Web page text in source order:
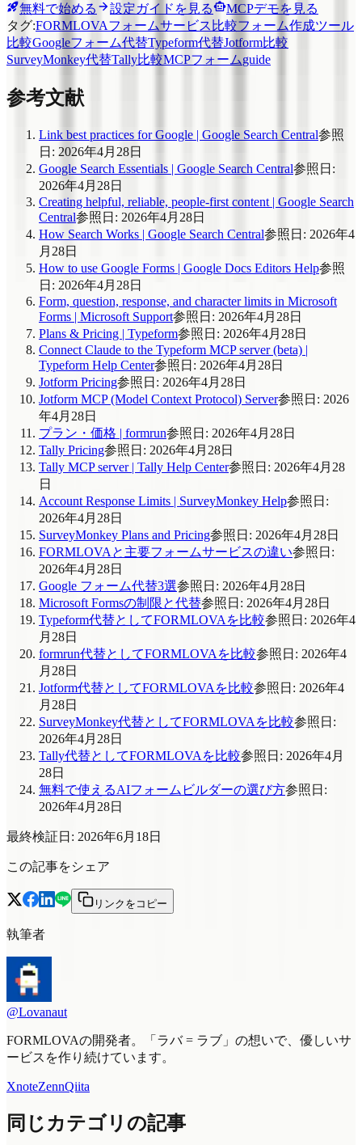
無料で始める 設定ガイドを見る
MCPデモを見る
タグ:FORMLOVAフォームサービス比較フォーム作成ツール
比較Googleフォーム代替Typeform代替Jotform比較
SurveyMonkey代替Tally比較MCPフォームguide
参考文献
Link best practices for Google | Google Search Central参照
日 : 2026年4月28日
Google Search Essentials | Google Search Central参照日 :
2026年4月28日
Creating helpful, reliable, people-first content | Google Search
Central参照日 : 2026年4月28日
How Search Works | Google Search Central参照日 : 2026年4
月28日
How to use Google Forms | Google Docs Editors Help参照
日 : 2026年4月28日
Form, question, response, and character limits in Microsoft
Forms | Microsoft Support参照日 : 2026年4月28日
Plans & Pricing | Typeform参照日 : 2026年4月28日
Connect Claude to the Typeform MCP server (beta) |
Typeform Help Center参照日 : 2026年4月28日
Jotform Pricing参照日 : 2026年4月28日
Jotform MCP (Model Context Protocol) Server参照日 : 2026
年4月28日
プラン・価格 | formrun参照日 : 2026年4月28日
Tally Pricing参照日 : 2026年4月28日
Tally MCP server | Tally Help Center参照日 : 2026年4月28
日
Account Response Limits | SurveyMonkey Help参照日 :
2026年4月28日
SurveyMonkey Plans and Pricing参照日 : 2026年4月28日
FORMLOVAと主要フォームサービスの違い参照日 :
2026年4月28日
Google フォーム代替3選参照日 : 2026年4月28日
Microsoft Formsの制限と代替参照日 : 2026年4月28日
Typeform代替としてFORMLOVAを比較参照日 : 2026年4
月28日
formrun代替としてFORMLOVAを比較参照日 : 2026年4
月28日
Jotform代替としてFORMLOVAを比較参照日 : 2026年4
月28日
SurveyMonkey代替としてFORMLOVAを比較参照日 :
2026年4月28日
Tally代替としてFORMLOVAを比較参照日 : 2026年4月
28日
無料で使えるAIフォームビルダーの選び方参照日 :
2026年4月28日
最終検証日 : 2026年6月18日
この記事をシェア
リンクをコピー
執筆者
@Lovanaut
FORMLOVAの開発者。「ラバ = ラブ」の想いで、優しいサ
ービスを作り続けています。
XnoteZennQiita
同じカテゴリの記事